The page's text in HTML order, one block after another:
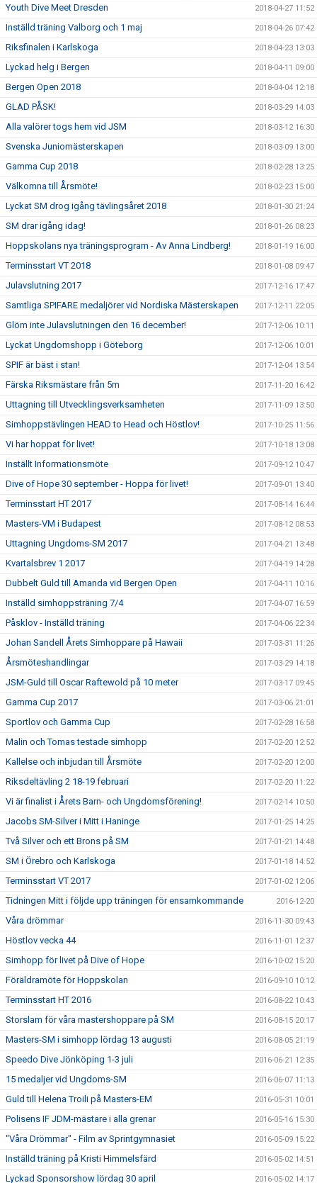
Youth Dive Meet Dresden 2018-04-27 11:52
Inställd träning Valborg och 1 maj 2018-04-26 07:42
Riksfinalen i Karlskoga 2018-04-23 13:03
Lyckad helg i Bergen 2018-04-11 09:00
Bergen Open 2018 2018-04-04 12:18
GLAD PÅSK! 2018-03-29 14:03
Alla valörer togs hem vid JSM 2018-03-12 16:30
Svenska Juniomästerskapen 2018-03-09 13:00
Gamma Cup 2018 2018-02-28 13:25
Välkomna till Årsmöte! 2018-02-23 15:00
Lyckat SM drog igång tävlingsåret 2018 2018-01-30 21:24
SM drar igång idag! 2018-01-26 08:23
Hoppskolans nya träningsprogram - Av Anna Lindberg! 2018-01-19 16:00
Terminsstart VT 2018 2018-01-08 09:47
Julavslutning 2017 2017-12-16 17:47
Samtliga SPIFARE medaljörer vid Nordiska Mästerskapen 2017-12-11 22:05
Glöm inte Julavslutningen den 16 december! 2017-12-06 10:11
Lyckat Ungdomshopp i Göteborg 2017-12-06 10:01
SPIF är bäst i stan! 2017-12-04 13:54
Färska Riksmästare från 5m 2017-11-20 16:42
Uttagning till Utvecklingsverksamheten 2017-11-09 13:50
Simhoppstävlingen HEAD to Head och Höstlov! 2017-10-25 11:56
Vi har hoppat för livet! 2017-10-18 13:08
Inställt Informationsmöte 2017-09-12 10:47
Dive of Hope 30 september - Hoppa för livet! 2017-09-01 13:40
Terminsstart HT 2017 2017-08-14 16:44
Masters-VM i Budapest 2017-08-12 08:53
Uttagning Ungdoms-SM 2017 2017-04-21 13:48
Kvartalsbrev 1 2017 2017-04-19 14:28
Dubbelt Guld till Amanda vid Bergen Open 2017-04-11 10:16
Inställd simhoppsträning 7/4 2017-04-07 16:59
Påsklov - Inställd träning 2017-04-06 22:34
Johan Sandell Årets Simhoppare på Hawaii 2017-03-31 11:26
Årsmöteshandlingar 2017-03-29 14:18
JSM-Guld till Oscar Raftewold på 10 meter 2017-03-17 09:45
Gamma Cup 2017 2017-03-06 21:01
Sportlov och Gamma Cup 2017-02-28 16:58
Malin och Tomas testade simhopp 2017-02-20 12:52
Kallelse och inbjudan till Årsmöte 2017-02-20 12:00
Riksdeltävling 2 18-19 februari 2017-02-20 11:22
Vi är finalist i Årets Barn- och Ungdomsförening! 2017-02-14 10:50
Jacobs SM-Silver i Mitt i Haninge 2017-01-25 14:25
Två Silver och ett Brons på SM 2017-01-21 14:48
SM i Örebro och Karlskoga 2017-01-18 14:52
Terminsstart VT 2017 2017-01-02 12:06
Tidningen Mitt i följde upp träningen för ensamkommande 2016-12-20
Våra drömmar 2016-11-30 09:43
Höstlov vecka 44 2016-11-01 12:37
Simhopp för livet på Dive of Hope 2016-10-02 15:20
Föräldramöte för Hoppskolan 2016-09-10 10:12
Terminsstart HT 2016 2016-08-22 10:43
Storslam för våra mastershoppare på SM 2016-08-15 20:17
Masters-SM i simhopp lördag 13 augusti 2016-08-05 21:19
Speedo Dive Jönköping 1-3 juli 2016-06-21 12:35
15 medaljer vid Ungdoms-SM 2016-06-07 11:13
Guld till Helena Troili på Masters-EM 2016-05-31 10:01
Polisens IF JDM-mästare i alla grenar 2016-05-16 15:30
"Våra Drömmar" - Film av Sprintgymnasiet 2016-05-09 15:22
Inställd träning på Kristi Himmelsfärd 2016-05-02 14:51
Lyckad Sponsorshow lördag 30 april 2016-05-02 14:17